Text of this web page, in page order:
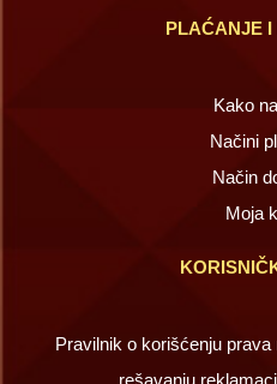
PLAĆANJE
Kako
Načini
Način
Moja
Pravilnik o korišćenju
rešavanju